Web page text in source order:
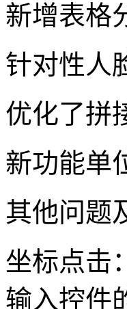
新增表格
针对性人
优化了拼
新功能单
其他问题
坐标点击
输入控件